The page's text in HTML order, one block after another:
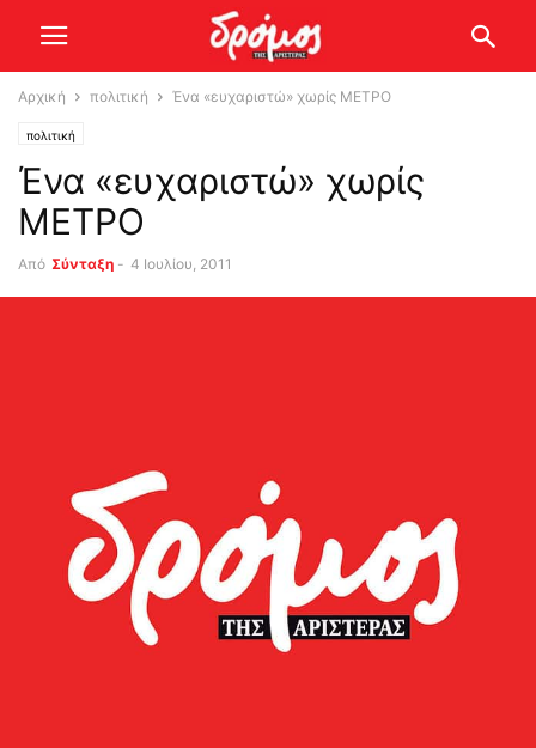
Αρχική πολιτική Ένα «ευχαριστώ» χωρίς ΜΕΤΡΟ
πολιτική
Ένα «ευχαριστώ» χωρίς
ΜΕΤΡΟ
Από Σύνταξη - 4 Ιουλίου, 2011